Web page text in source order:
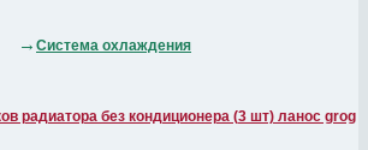
Система охлаждения
радиатора без кондиционера (3 шт) ланос grog